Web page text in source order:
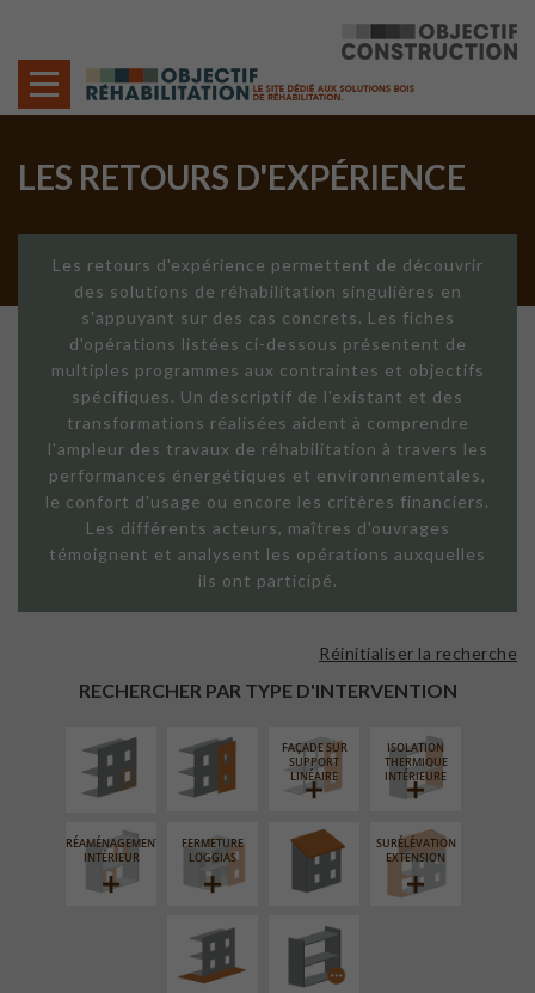
LES RETOURS D'EXPÉRIENCE
Les retours d'expérience permettent de découvrir
des solutions de réhabilitation singulières en
s'appuyant sur des cas concrets. Les fiches
d'opérations listées ci-dessous présentent de
multiples programmes aux contraintes et objectifs
spécifiques. Un descriptif de l'existant et des
transformations réalisées aident à comprendre
l'ampleur des travaux de réhabilitation à travers les
performances énergétiques et environnementales,
le confort d'usage ou encore les critères financiers.
Les différents acteurs, maîtres d'ouvrages
témoignent et analysent les opérations auxquelles
ils ont participé.
RECHERCHER PAR TYPE D'INTERVENTION
Réinitialiser la recherche
EXTÉRIEURE
FAÇADE SUR
SUPPORT
LINÉAIRE
ISOLATION
THERMIQUE
INTÉRIEURE
RÉAMÉNAGEMENT
INTÉRIEUR
FERMETURE
LOGGIAS
RÉFECTION DES
TOITURES
SURÉLÉVATION
EXTENSION
AMÉNAGEMENT
EXTÉRIEUR
PROCÉDÉ
PARTICULIER